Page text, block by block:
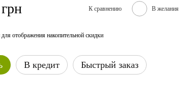
К сравнению В желания
для отображения накопительной скидки
В кредит Быстрый заказ